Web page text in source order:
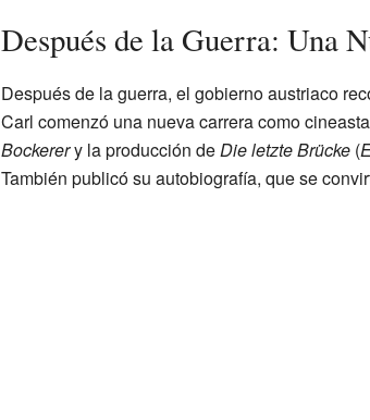
Después de la Guerra: Una
Después de la guerra, el gobierno austriaco
Carl comenzó una nueva carrera como
Bockerery la producción deDie letzte Brücke(
También publicó su autobiografía, que se